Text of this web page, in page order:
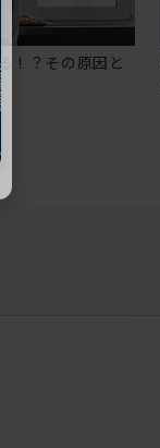
！？その原因と